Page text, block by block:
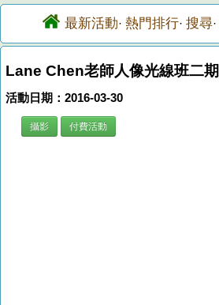
最新活動· 熱門排行· 搜尋·
Lane Chen老師人像光線班二期
活動日期：2016-03-30
攝影 付費活動